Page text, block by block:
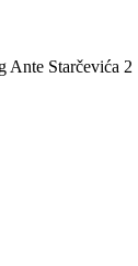
Ante Starčevića 2